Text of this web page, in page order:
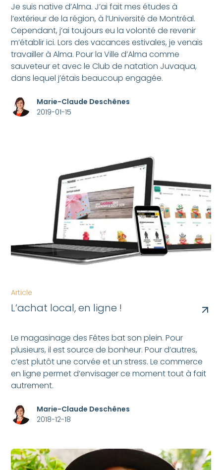
Je suis native d’Alma. J’ai fait mes études à
l’extérieur de la région, à l’Université de Montréal.
Cependant, j’ai toujours eu la volonté de revenir
m’établir ici. Lors des vacances estivales, je venais
travailler à Alma. Pour la Ville d’Alma comme
sauveteur et avec le Club de natation Juvaqua,
dans lequel j’étais beaucoup engagée.
Marie-Claude Deschênes
2019-01-15
Article
L’achat local, en ligne !
Le magasinage des Fêtes bat son plein. Pour
plusieurs, il est source de bonheur. Pour d’autres,
c’est plutôt une corvée et un stress. Le commerce
en ligne permet d’envisager ce moment tout à fait
autrement.
Marie-Claude Deschênes
2018-12-18